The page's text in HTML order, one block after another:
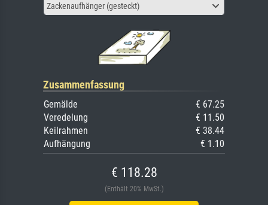
Zackenaufhänger (gesteckt)
Zusammenfassung
Gemälde
€ 67.25
Veredelung
€ 11.50
Keilrahmen
€ 38.44
Aufhängung
€ 1.10
€ 118.28
(Enthält 20% MwSt.)